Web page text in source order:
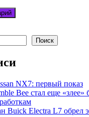
Поиск
NX7: первый показ
Bee стал еще «злее»
Buick Electra L7 обрел